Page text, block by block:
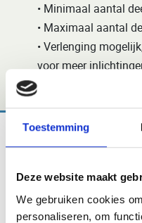
Toestemming
Deze website maakt
We gebruiken cookies
personaliseren, om
• Minimaal aantal
• Maximaal aantal
• Verlenging
voor meer
Bestemmingen